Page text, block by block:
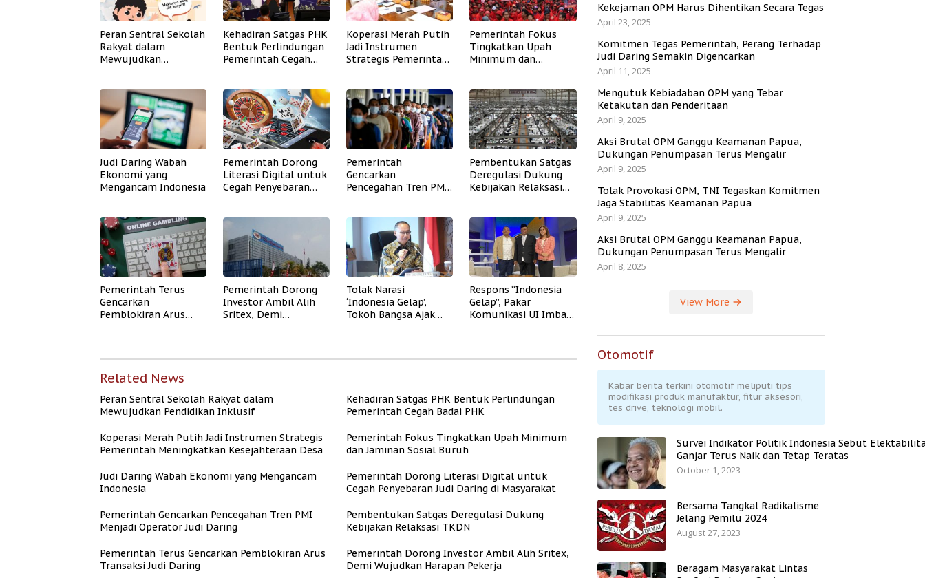
Peran Sentral Sekolah
Rakyat dalam
Mewujudkan
Kehadiran Satgas PHK
Bentuk Perlindungan
Pemerintah Cegah
Koperasi Merah Putih
Jadi Instrumen
Strategis Pemerintah
Pemerintah Fokus
Tingkatkan Upah
Minimum dan
Judi Daring Wabah
Ekonomi yang
Mengancam Indonesia
Pemerintah Dorong
Literasi Digital untuk
Cegah Penyebaran
Pemerintah
Gencarkan
Pencegahan Tren PMI
Pembentukan Satgas
Deregulasi Dukung
Kebijakan Relaksasi
Pemerintah Terus
Gencarkan
Pemblokiran Arus
Pemerintah Dorong
Investor Ambil Alih
Sritex, Demi
Tolak Narasi
‘Indonesia Gelap’,
Tokoh Bangsa Ajak
Respons “Indonesia
Gelap”, Pakar
Komunikasi UI Imbau
Related News
Peran Sentral Sekolah Rakyat dalam
Mewujudkan Pendidikan Inklusif
Kehadiran Satgas PHK Bentuk Perlindungan
Pemerintah Cegah Badai PHK
Koperasi Merah Putih Jadi Instrumen Strategis
Pemerintah Meningkatkan Kesejahteraan Desa
Pemerintah Fokus Tingkatkan Upah Minimum
dan Jaminan Sosial Buruh
Judi Daring Wabah Ekonomi yang Mengancam
Indonesia
Pemerintah Dorong Literasi Digital untuk
Cegah Penyebaran Judi Daring di Masyarakat
Pemerintah Gencarkan Pencegahan Tren PMI
Menjadi Operator Judi Daring
Pembentukan Satgas Deregulasi Dukung
Kebijakan Relaksasi TKDN
Pemerintah Terus Gencarkan Pemblokiran Arus
Transaksi Judi Daring
Pemerintah Dorong Investor Ambil Alih Sritex,
Demi Wujudkan Harapan Pekerja
Kekejaman OPM Harus Dihentikan Secara Tegas
April 23, 2025
Komitmen Tegas Pemerintah, Perang Terhadap
Judi Daring Semakin Digencarkan
April 11, 2025
Mengutuk Kebiadaban OPM yang Tebar
Ketakutan dan Penderitaan
April 9, 2025
Aksi Brutal OPM Ganggu Keamanan Papua,
Dukungan Penumpasan Terus Mengalir
April 9, 2025
Tolak Provokasi OPM, TNI Tegaskan Komitmen
Jaga Stabilitas Keamanan Papua
April 9, 2025
Aksi Brutal OPM Ganggu Keamanan Papua,
Dukungan Penumpasan Terus Mengalir
April 8, 2025
View More
Otomotif
Kabar berita terkini otomotif meliputi tips
modifikasi produk manufaktur, fitur aksesori,
tes drive, teknologi mobil.
Survei Indikator Politik Indonesia Sebut
Ganjar Terus Naik dan Tetap Teratas
October 1, 2023
Bersama Tangkal Radikalisme
Jelang Pemilu 2024
August 27, 2023
Beragam Masyarakat Lintas